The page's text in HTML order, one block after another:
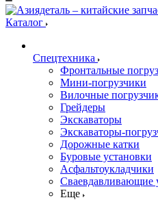
Каталог
Спецтехника
Фронтальные
Мини-погрузчики
Вилочные
Грейдеры
Экскаваторы
Экскаваторы-
Дорожные катки
Буровые установки
Асфальтоукладчики
Сваевдавливающие
Еще